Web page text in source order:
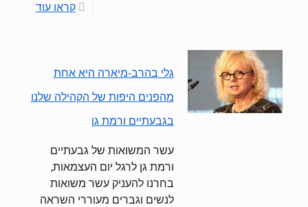
קראו עוד
גלי בהרב-מיארה היא אחת
מהפנים היפות של הקהילה שלנו
בגבעתיים ורמת גן
עשר המשואות של גבעתיים
ורמת גן לרגל יום העצמאות,
בחרנו להעניק עשר משואות
לנשים וגברים מעוררי השראה